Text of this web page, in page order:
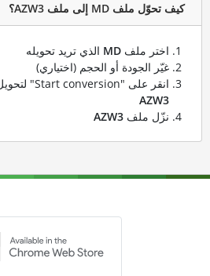
كيف تحوّل ملف MD إلى ملف AZW3؟
اختر ملف MDالذي تريد تحويله
غيّر الجودة أو الحجم (اختياري)
انقر على "Start conversion" لتحويل ملفك من
AZW3
نزّل ملف AZW3